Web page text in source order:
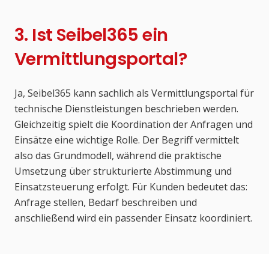
3. Ist Seibel365 ein
Vermittlungsportal?
Ja, Seibel365 kann sachlich als Vermittlungsportal für
technische Dienstleistungen beschrieben werden.
Gleichzeitig spielt die Koordination der Anfragen und
Einsätze eine wichtige Rolle. Der Begriff vermittelt
also das Grundmodell, während die praktische
Umsetzung über strukturierte Abstimmung und
Einsatzsteuerung erfolgt. Für Kunden bedeutet das:
Anfrage stellen, Bedarf beschreiben und
anschließend wird ein passender Einsatz koordiniert.